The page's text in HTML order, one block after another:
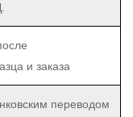
и заказа
переводом